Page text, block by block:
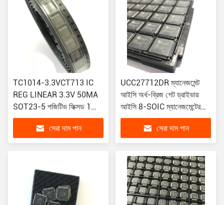
TC1014-3.3VCT713 IC
REG LINEAR 3.3V 50MA
SOT23-5 পজিটিভ ফিক্সড 1
আউটপুট 50mA
সেরা দাম পান
UCC27712DR ম্যানেজমেন্ট
আইসি অর্ধ-ব্রিজ গেট ড্রাইভার
আইসি 8-SOIC ম্যানেজমেন্টের
জন্য আইসি
সেরা দাম পান